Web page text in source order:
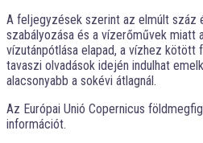
A feljegyzések szerint az elmúlt száz
szabályozása és a vízerőművek miatt
vízutánpótlása elapad, a vízhez kötött
tavaszi olvadások idején indulhat
alacsonyabb a sokévi átlagnál.
Az Európai Unió Copernicus
információt.